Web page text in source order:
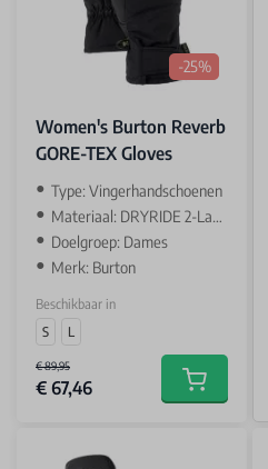
-25%
Women's Burton Reverb
GORE-TEX Gloves
Type: Vingerhandschoenen
Materiaal: DRYRIDE 2-Layer Shell Fabric
Doelgroep: Dames
Merk: Burton
Beschikbaar in
S
L
€ 89,95
€ 67,46 Add to cart